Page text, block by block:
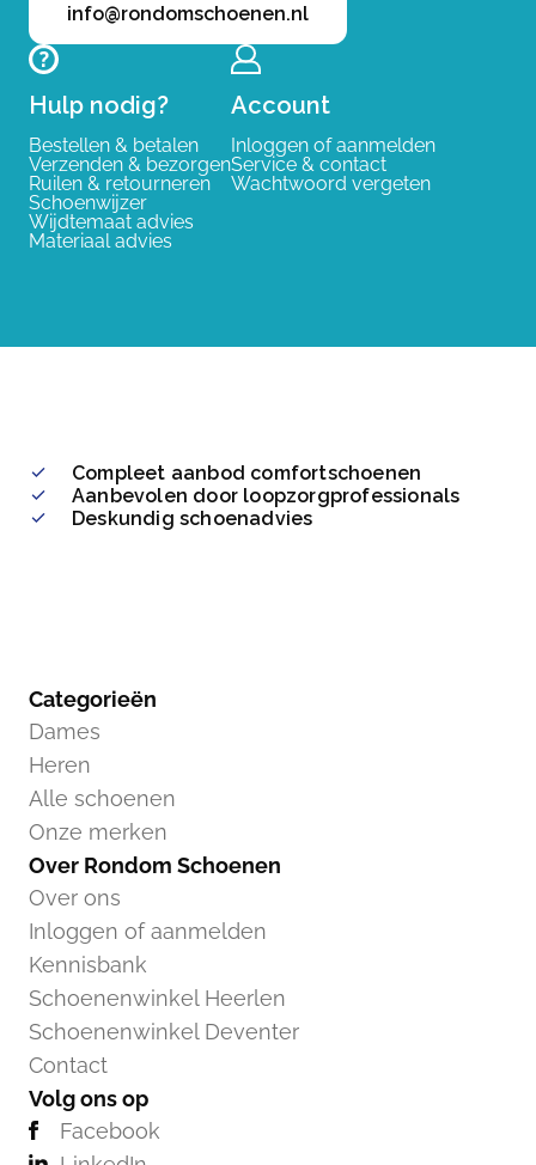
info@rondomschoenen.nl
Hulp nodig?
Bestellen & betalen
Verzenden & bezorgen
Ruilen & retourneren
Schoenwijzer
Wijdtemaat advies
Materiaal advies
Account
Inloggen of aanmelden
Service & contact
Wachtwoord vergeten
Compleet aanbod comfortschoenen
Aanbevolen door loopzorgprofessionals
Deskundig schoenadvies
Categorieën
Dames
Heren
Alle schoenen
Onze merken
Over Rondom Schoenen
Over ons
Inloggen of aanmelden
Kennisbank
Schoenenwinkel Heerlen
Schoenenwinkel Deventer
Contact
Volg ons op
Facebook